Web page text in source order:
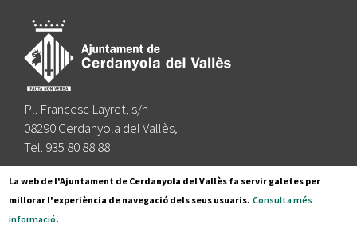
Pl. Francesc Layret, s/n
08290 Cerdanyola del Vallès,
Tel. 935 80 88 88
Segueix-nos a:
La web de l'Ajuntament de Cerdanyola del Vallès fa servir galetes per
millorar l'experiència de navegació dels seus usuaris. Consulta més
informació.